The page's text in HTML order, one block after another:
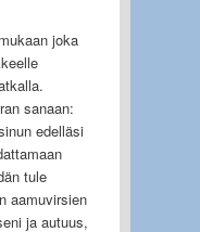
joka
sanaan:
edelläsi
tule
aamuvirsien
ja autuus,